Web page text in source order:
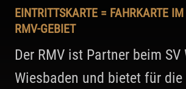
EINTRITTSKARTE = FAHRKARTE
RMV-GEBIET
Der RMV ist Partner beim SV
Wiesbaden und bietet für